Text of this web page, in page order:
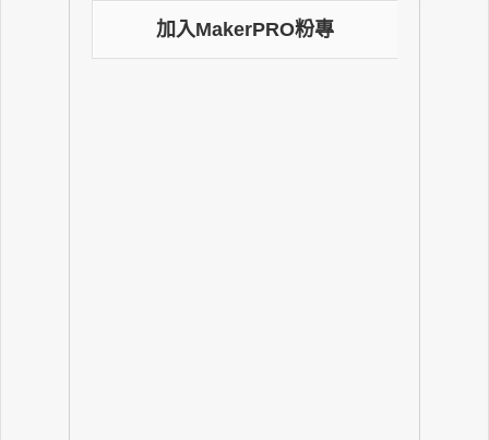
加入MakerPRO粉專